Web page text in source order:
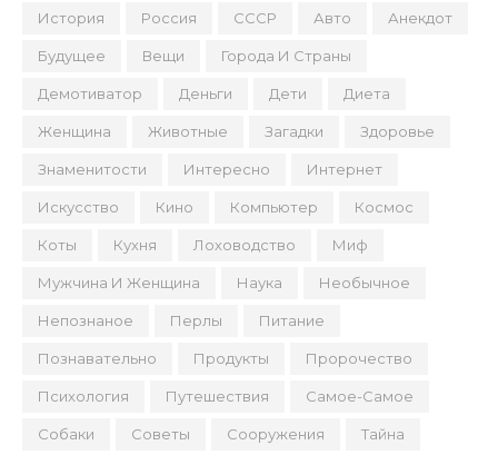
История Россия СССР Авто Анекдот
Будущее Вещи Города И Страны
Демотиватор Деньги Дети Диета
Женщина Животные Загадки Здоровье
Знаменитости Интересно Интернет
Искусство Кино Компьютер Космос
Коты Кухня Лоховодство Миф
Мужчина И Женщина Наука Необычное
Непознаное Перлы Питание
Познавательно Продукты Пророчество
Психология Путешествия Самое-Самое
Собаки Советы Сооружения Тайна